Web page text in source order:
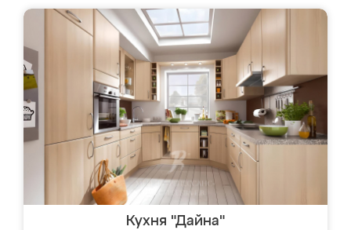
Кухня "Дайна"